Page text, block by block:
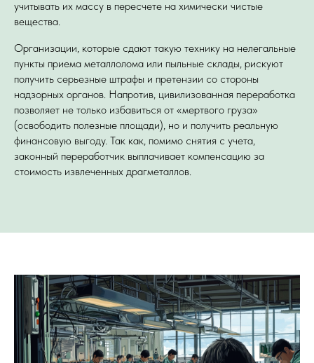
учитывать их массу в пересчете на химически чистые
вещества.
Организации, которые сдают такую технику на нелегальные
пункты приема металлолома или пыльные склады, рискуют
получить серьезные штрафы и претензии со стороны
надзорных органов. Напротив, цивилизованная переработка
позволяет не только избавиться от «мертвого груза»
(освободить полезные площади), но и получить реальную
финансовую выгоду. Так как, помимо снятия с учета,
законный переработчик выплачивает компенсацию за
стоимость извлеченных драгметаллов.